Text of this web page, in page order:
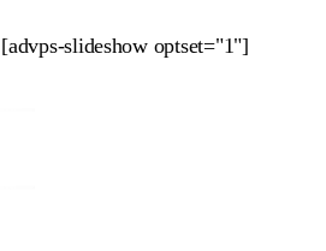
[advps-slideshow optset="1"]